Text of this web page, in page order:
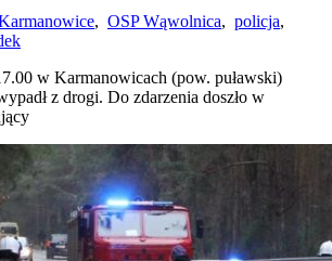
, OSP Wąwolnica, policja,
w Karmanowicach (pow. puławski)
z drogi. Do zdarzenia doszło w